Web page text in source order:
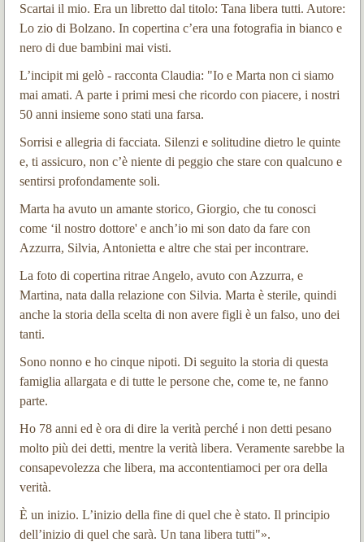
Scartai il mio. Era un libretto dal titolo: Tana libera tutti. Autore:
Lo zio di Bolzano. In copertina c’era una fotografia in bianco e
nero di due bambini mai visti.
L’incipit mi gelò - racconta Claudia: "Io e Marta non ci siamo
mai amati. A parte i primi mesi che ricordo con piacere, i nostri
50 anni insieme sono stati una farsa.
Sorrisi e allegria di facciata. Silenzi e solitudine dietro le quinte
e, ti assicuro, non c’è niente di peggio che stare con qualcuno e
sentirsi profondamente soli.
Marta ha avuto un amante storico, Giorgio, che tu conosci
come ‘il nostro dottore' e anch’io mi son dato da fare con
Azzurra, Silvia, Antonietta e altre che stai per incontrare.
La foto di copertina ritrae Angelo, avuto con Azzurra, e
Martina, nata dalla relazione con Silvia. Marta è sterile, quindi
anche la storia della scelta di non avere figli è un falso, uno dei
tanti.
Sono nonno e ho cinque nipoti. Di seguito la storia di questa
famiglia allargata e di tutte le persone che, come te, ne fanno
parte.
Ho 78 anni ed è ora di dire la verità perché i non detti pesano
molto più dei detti, mentre la verità libera. Veramente sarebbe la
consapevolezza che libera, ma accontentiamoci per ora della
verità.
È un inizio. L’inizio della fine di quel che è stato. Il principio
dell’inizio di quel che sarà. Un tana libera tutti"».